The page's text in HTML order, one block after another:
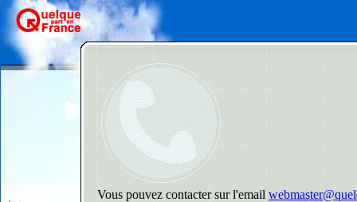
Vous pouvez contacter sur l'email